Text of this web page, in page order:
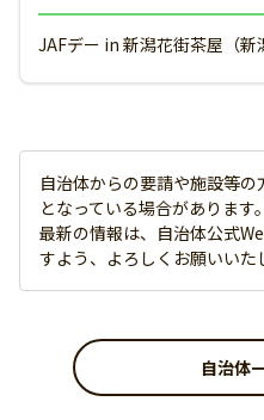
JAFデー in 新潟花街茶屋（新
自治体からの要請や施設等
となっている場合があります。
最新の情報は、自治体公式
すよう、よろしくお願いいた
自治体